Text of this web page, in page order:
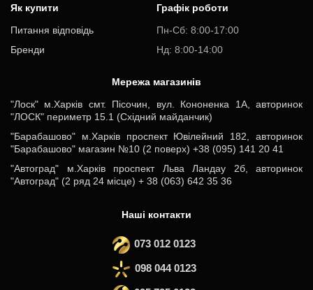
Як купити
Питання відповідь
Бренди
Графік роботи
Пн-Cб: 8:00-17:00
Нд: 8:00-14:00
Мережа магазинів
"Лоск" м.Харків смт. Пісочин, вул. Кононенка 1А, авторинок
"ЛОСК" периметр 15.1 (Східний майданчик)
"Барабашово" м.Харків проспект Ювілейний 182, авторинок
"Барабашово" магазин №10 (2 поверх) +38 (095) 141 20 41
"Автоград" м.Харків проспект Льва Ландау 2б, авторинок
"Автоград" (2 ряд 24 місце) + 38 (063) 642 35 36
Наші контакти
073 012 0123
098 044 0123